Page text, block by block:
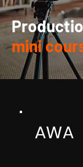
AWA
mini